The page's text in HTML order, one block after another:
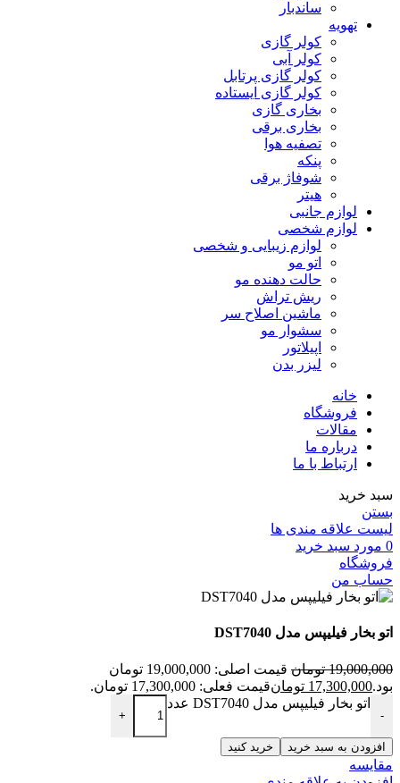
ساندبار
تهویه
کولر گازی
کولر آبی
کولر گازی پرتابل
کولر گازی ایستاده
بخاری گازی
بخاری برقی
تصفیه هوا
پنکه
شوفاژ برقی
هیتر
لوازم جانبی
لوازم شخصی
لوازم زیبایی و شخصی
اتو مو
حالت دهنده مو
ریش تراش
ماشین اصلاح سر
سشوار مو
اپیلاتور
لیزر بدن
خانه
فروشگاه
مقالات
درباره ما
ارتباط با ما
سبد خرید
بستن
لیست علاقه مندی ها
0 مورد سبد خرید
فروشگاه
حساب من
اتو بخار فیلیپس مدل DST7040
19,000,000 تومان
قیمت اصلی: 19,000,000 تومان
بود.17,300,000 تومانقیمت فعلی: 17,300,000 تومان.
-
اتو بخار فیلیپس مدل DST7040 عدد
+
افزودن به سبد خرید خرید کنید
مقايسه